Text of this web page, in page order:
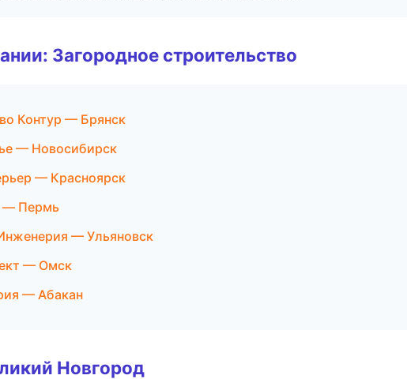
Загородное строительство
Контур — Брянск
— Новосибирск
— Красноярск
— Пермь
— Ульяновск
— Омск
— Абакан
Новгород